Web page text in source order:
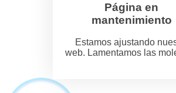
Página en
mantenimiento
Estamos ajustando
web. Lamentamos las